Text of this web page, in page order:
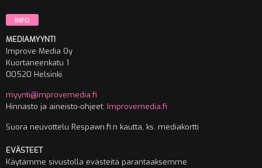
INFO
MEDIAMYYNTI
Improve Media Oy
Kuortaneenkatu 1
00520 Helsinki
myynti@improvemedia.fi
Hinnasto ja aineisto-ohjeet: Improvemedia.fi
Suora neuvottelu Respawn.fi:n kautta, ks. mediakortti
EVÄSTEET
Käytämme sivustolla evästeitä parantaaksemme